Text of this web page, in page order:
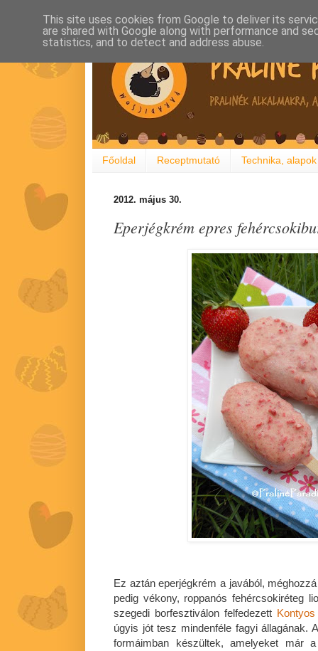
Főoldal Receptmutató Technika, alapok
2012. május 30.
Eperjégkrém epres
Ez aztán eperjégkrém a javából,
pedig vékony, roppanós fehércsokiréteg
szegedi borfesztiválon felfedezett Kontyos
úgyis jót tesz mindenféle fagyi állagának.
formáimban készültek, amelyeket már
This site uses cookies from Google to deliver its
are shared with Google along with performance and
statistics, and to detect and address abuse.